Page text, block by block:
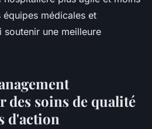
médicales et
soutenir une meilleure
des soins de qualité
d'action